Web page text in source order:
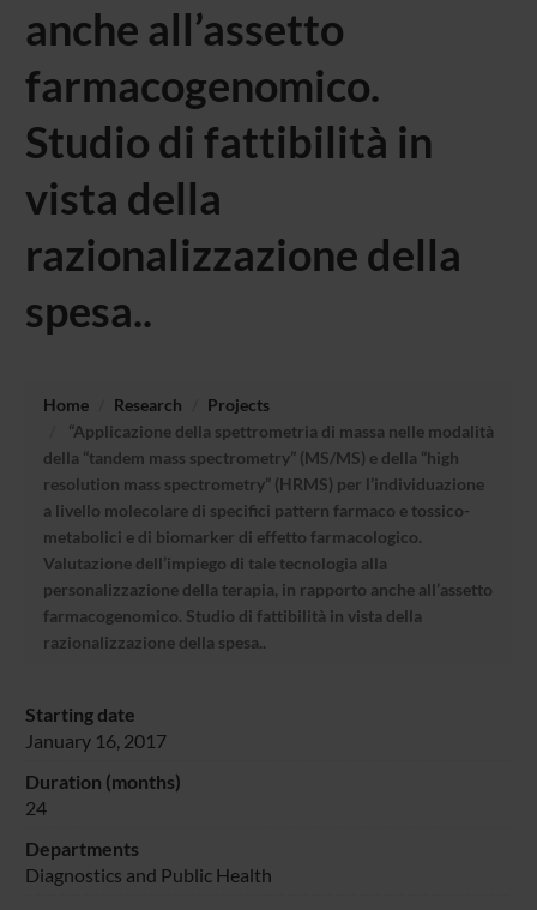
anche all’assetto
farmacogenomico.
Studio di fattibilità in
vista della
razionalizzazione della
spesa..
Home Research
Projects
“Applicazione della spettrometria di massa nelle modalità
della “tandem mass spectrometry” (MS/MS) e della “high
resolution mass spectrometry” (HRMS) per l’individuazione
a livello molecolare di specifici pattern farmaco e tossico-
metabolici e di biomarker di effetto farmacologico.
Valutazione dell’impiego di tale tecnologia alla
personalizzazione della terapia, in rapporto anche all’assetto
farmacogenomico. Studio di fattibilità in vista della
razionalizzazione della spesa..
Starting date
January 16, 2017
Duration (months)
24
Departments
Diagnostics and Public Health